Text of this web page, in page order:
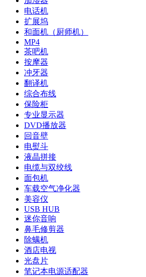
电话机
扩展坞
和面机（厨师机）
MP4
茶吧机
按摩器
冲牙器
翻译机
综合布线
保险柜
专业显示器
DVD播放器
回音壁
电熨斗
液晶拼接
电缆与双绞线
面包机
车载空气净化器
美容仪
USB HUB
迷你音响
鼻毛修剪器
除螨机
酒店电视
光盘片
笔记本电源适配器